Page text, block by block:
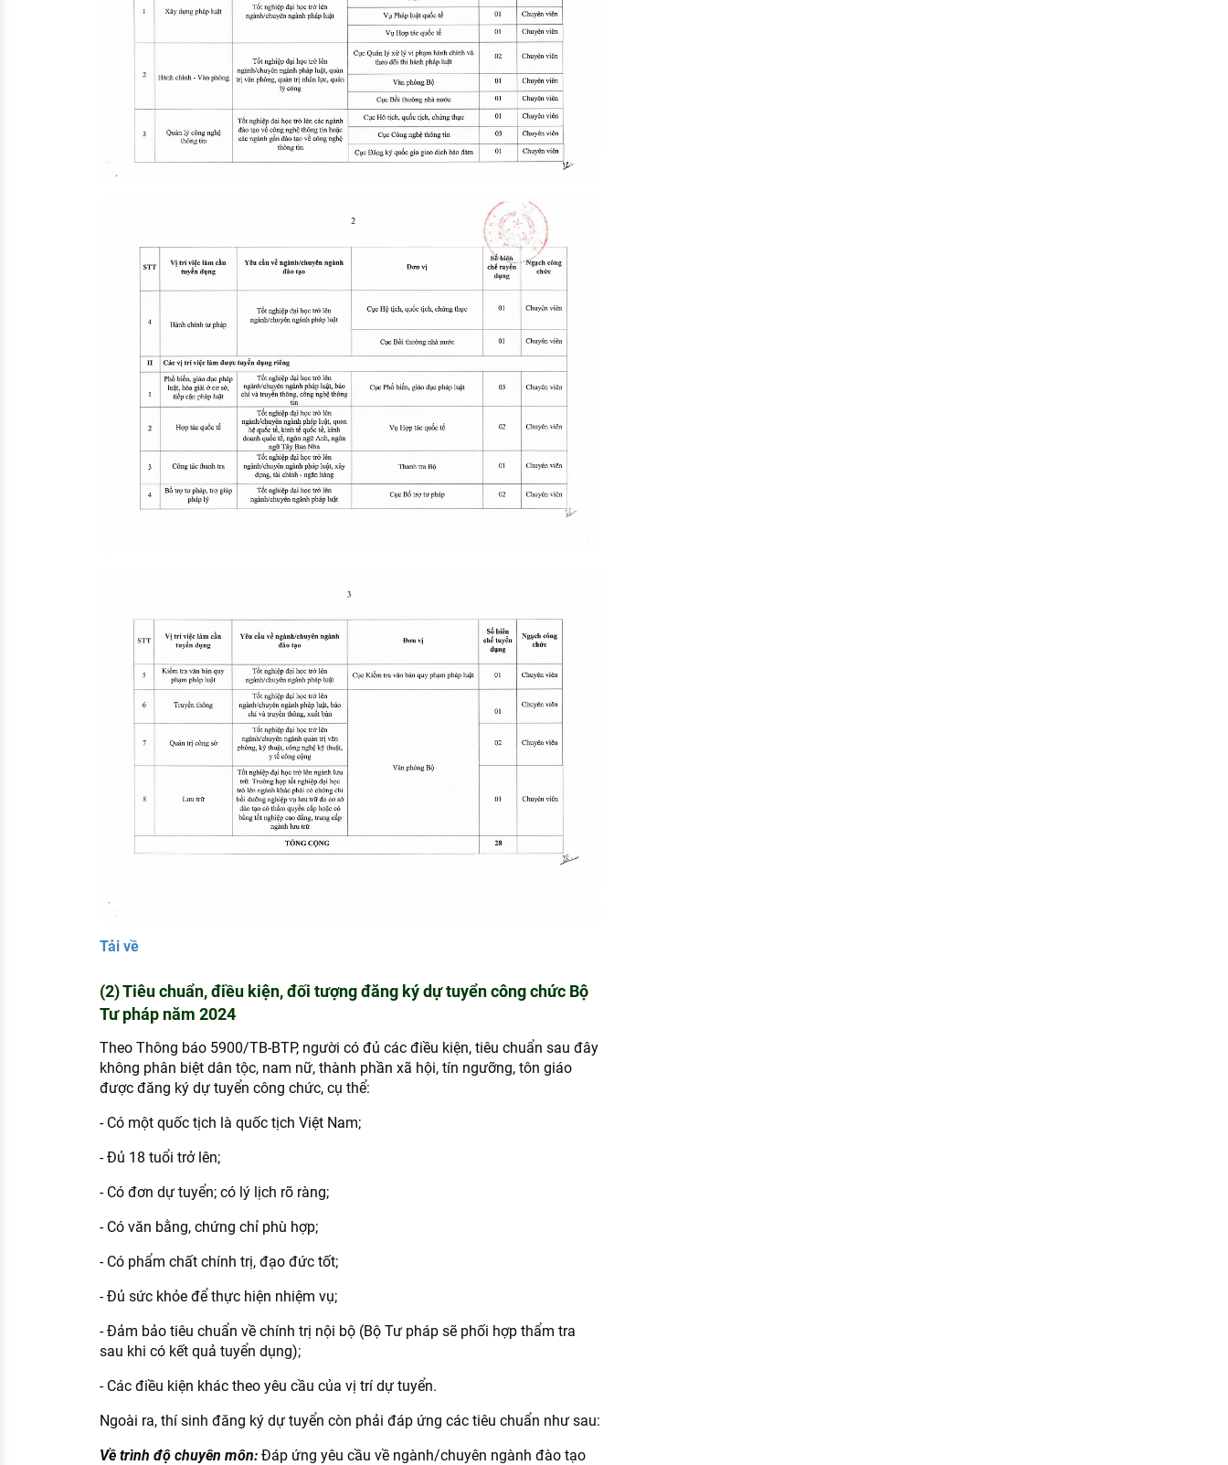
Tải về
(2) Tiêu chuẩn, điều kiện, đối tượng đăng ký dự tuyển công chức Bộ
Tư pháp năm 2024
Theo Thông báo 5900/TB-BTP, người có đủ các điều kiện, tiêu chuẩn sau đây
không phân biệt dân tộc, nam nữ, thành phần xã hội, tín ngưỡng, tôn giáo
được đăng ký dự tuyển công chức, cụ thể:
- Có một quốc tịch là quốc tịch Việt Nam;
- Đủ 18 tuổi trở lên;
- Có đơn dự tuyển; có lý lịch rõ ràng;
- Có văn bằng, chứng chỉ phù hợp;
- Có phẩm chất chính trị, đạo đức tốt;
- Đủ sức khỏe để thực hiện nhiệm vụ;
- Đảm bảo tiêu chuẩn về chính trị nội bộ (Bộ Tư pháp sẽ phối hợp thẩm tra
sau khi có kết quả tuyển dụng);
- Các điều kiện khác theo yêu cầu của vị trí dự tuyển.
Ngoài ra, thí sinh đăng ký dự tuyển còn phải đáp ứng các tiêu chuẩn như sau:
Về trình độ chuyên môn: Đáp ứng yêu cầu về ngành/chuyên ngành đào tạo